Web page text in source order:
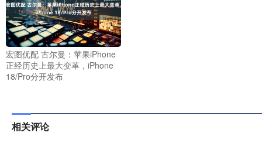
宏图优配 古尔曼：苹果iPhone
正经历史上最大变革，iPhone
18/Pro分开发布
相关评论